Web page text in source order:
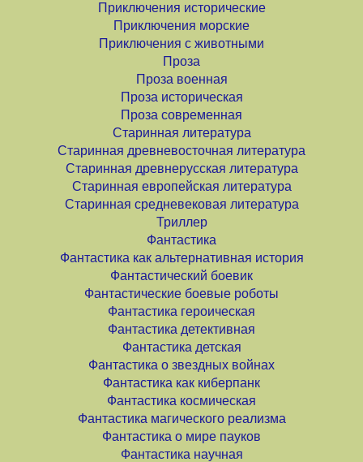
Приключения исторические
Приключения морские
Приключения с животными
Проза
Проза военная
Проза историческая
Проза современная
Старинная литература
Старинная древневосточная литература
Старинная древнерусская литература
Старинная европейская литература
Старинная средневековая литература
Триллер
Фантастика
Фантастика как альтернативная история
Фантастический боевик
Фантастические боевые роботы
Фантастика героическая
Фантастика детективная
Фантастика детская
Фантастика о звездных войнах
Фантастика как киберпанк
Фантастика космическая
Фантастика магического реализма
Фантастика о мире пауков
Фантастика научная